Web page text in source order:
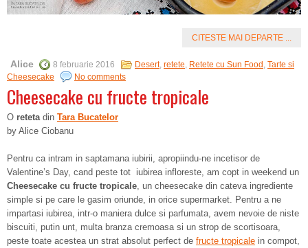
CITESTE MAI DEPARTE ...
Alice 8 februarie 2016 Desert, retete, Retete cu Sun Food , Tarte si
Cheesecake
No comments
Cheesecake cu fructe tropicale
O retetadin Tara Bucatelor
by Alice Ciobanu
Pentru ca intram in saptamana iubirii, apropiindu-ne incetisor de
Valentine’s Day, cand peste tot iubirea infloreste, am copt in weekend un
Cheesecake cu fructe tropicale, un cheesecake din cateva ingrediente
simple si pe care le gasim oriunde, in orice supermarket. Pentru a ne
impartasi iubirea, intr-o maniera dulce si parfumata, avem nevoie de niste
biscuiti, putin unt, multa branza cremoasa si un strop de scortisoara,
peste toate acestea un strat absolut perfect de fructe tropicale in compot,